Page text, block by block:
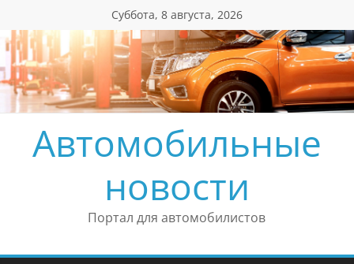
содержимому
Суббота, 8 августа, 2026
Автомобильные
новости
Портал для автомобилистов